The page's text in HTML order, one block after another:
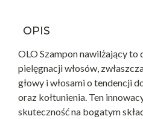
OPIS
OLO Szampon nawilżający to
pielęgnacji włosów,
głowy i włosami o tendencji
oraz kołtunienia. Ten
skuteczność na bogatym